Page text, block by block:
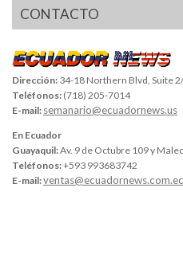
CONTACTO
Dirección: 34-18 Northern Blvd, Suite
Teléfonos: (718) 205-7014
E-mail: semanario@ecuadornews.us
En Ecuador
Guayaquil:Av. 9 de Octubre 109 y
Teléfonos:+593 993683742
E-mail:ventas@ecuadornews.com.ec